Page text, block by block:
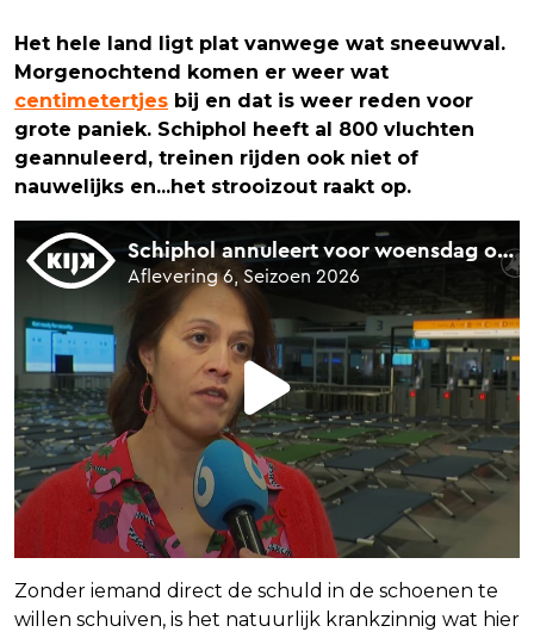
Het hele land ligt plat vanwege wat sneeuwval.
Morgenochtend komen er weer wat
centimetertjes bij en dat is weer reden voor
grote paniek. Schiphol heeft al 800 vluchten
geannuleerd, treinen rijden ook niet of
nauwelijks en...het strooizout raakt op.
Zonder iemand direct de schuld in de schoenen te
willen schuiven, is het natuurlijk krankzinnig wat hier